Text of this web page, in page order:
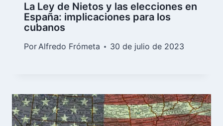
La Ley de Nietos y las elecciones en
España: implicaciones para los
cubanos
PorAlfredo Frómeta 30 de julio de 2023